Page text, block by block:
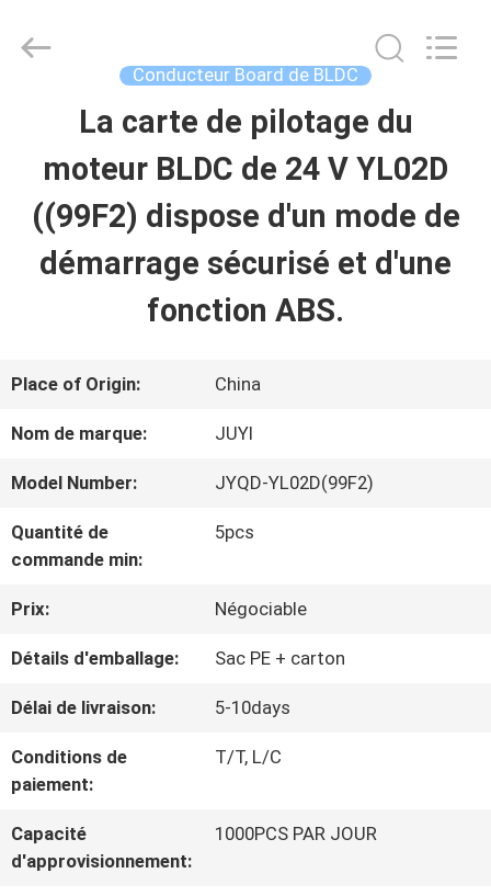
APERÇU
PRODUITS
VIDÉOS
CONTRÔLE
DE
LA
QUALITÉ
Shell
Conducteur Board de BLDC
La carte de pilotage du
moteur BLDC de 24 V YL02D
((99F2) dispose d'un mode de
démarrage sécurisé et d'une
fonction ABS.
Place of Origin: China
Nom de marque: JUYI
Model Number: JYQD-YL02D(99F2)
Quantité de
commande min:
5pcs
Prix: Négociable
Détails d'emballage: Sac PE + carton
Délai de livraison: 5-10days
Conditions de
paiement:
T/T, L/C
Capacité
d'approvisionnement:
1000PCS PAR JOUR